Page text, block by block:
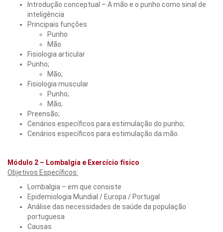
Introdução conceptual – A mão e o punho como sinal de
inteligência
Principais funções
Punho
Mão
Fisiologia articular
Punho;
Mão;
Fisiologia muscular
Punho;
Mão;
Preensão;
Cenários específicos para estimulação do punho;
Cenários específicos para estimulação da mão.
Módulo 2 – Lombalgia e Exercício físico
Objetivos Específicos:
Lombalgia – em que consiste
Epidemiologia Mundial / Europa / Portugal
Análise das necessidades de saúde da população
portuguesa
Causas